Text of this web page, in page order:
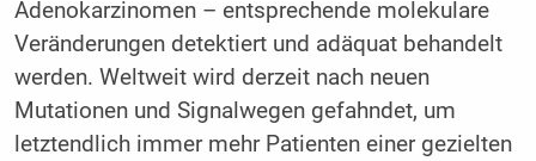
Adenokarzinomen – entsprechende molekulare
Veränderungen detektiert und adäquat behandelt
werden. Weltweit wird derzeit nach neuen
Mutationen und Signalwegen gefahndet, um
letztendlich immer mehr Patienten einer gezielten